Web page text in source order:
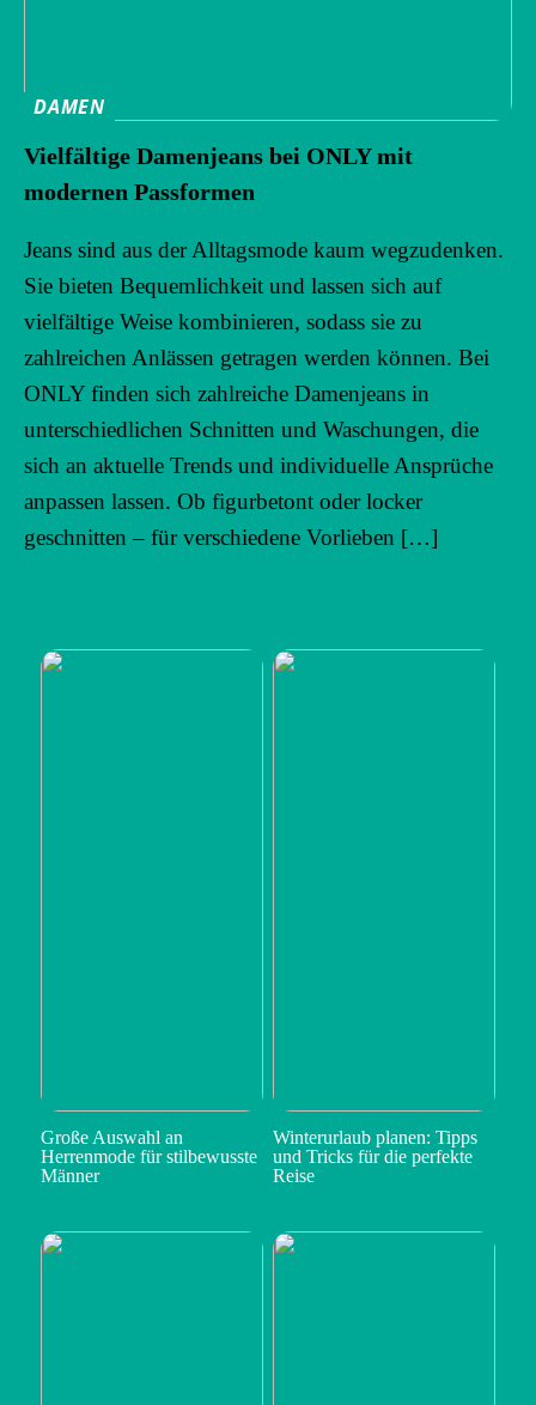
DAMEN
Vielfältige Damenjeans bei ONLY mit
modernen Passformen
Jeans sind aus der Alltagsmode kaum wegzudenken.
Sie bieten Bequemlichkeit und lassen sich auf
vielfältige Weise kombinieren, sodass sie zu
zahlreichen Anlässen getragen werden können. Bei
ONLY finden sich zahlreiche Damenjeans in
unterschiedlichen Schnitten und Waschungen, die
sich an aktuelle Trends und individuelle Ansprüche
anpassen lassen. Ob figurbetont oder locker
geschnitten – für verschiedene Vorlieben […]
Große Auswahl an
Herrenmode für stilbewusste
Männer
Winterurlaub planen: Tipps
und Tricks für die perfekte
Reise